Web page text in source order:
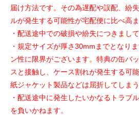
届け方法です。その為遅配や誤配、紛
ルが発生する可能性が宅配便に比べ高ま
・配送途中での破損や紛失につきまし
・規定サイズが厚さ30mmまでとなり
ン性に限界がございます。特典の缶バ
スと接触し、ケース割れが発生する可
紙ジャケット製品などは屈折してしま
・配送途中に発生したいかなるトラブ
を負いかねます。